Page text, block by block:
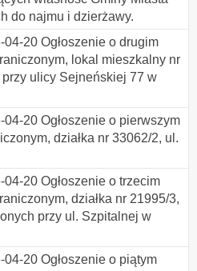
do najmu i dzierżawy.
20 Ogłoszenie o drugim
lokal mieszkalny nr
przy ulicy Sejneńskiej 77 w
20 Ogłoszenie o pierwszym
działka nr 33062/2, ul.
20 Ogłoszenie o trzecim
działka nr 21995/3,
przy ul. Szpitalnej w
20 Ogłoszenie o piątym